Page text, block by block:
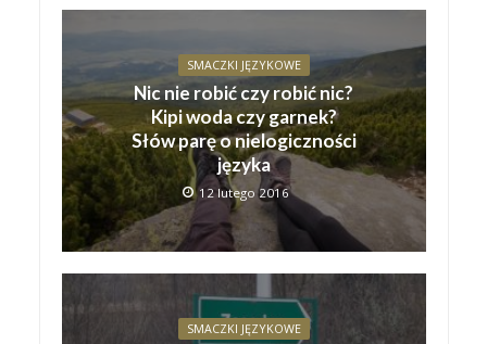
SMACZKI JĘZYKOWE
Nic nie robić czy robić nic?
Kipi woda czy garnek?
Słów parę o nielogiczności
języka
12 lutego 2016
SMACZKI JĘZYKOWE